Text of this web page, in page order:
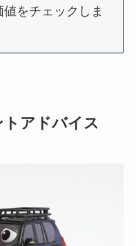
をチェックしま
アドバイス